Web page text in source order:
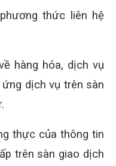
thức liên hệ
hàng hóa, dịch vụ
dịch vụ trên sàn
thực của thông tin
trên sàn giao dịch